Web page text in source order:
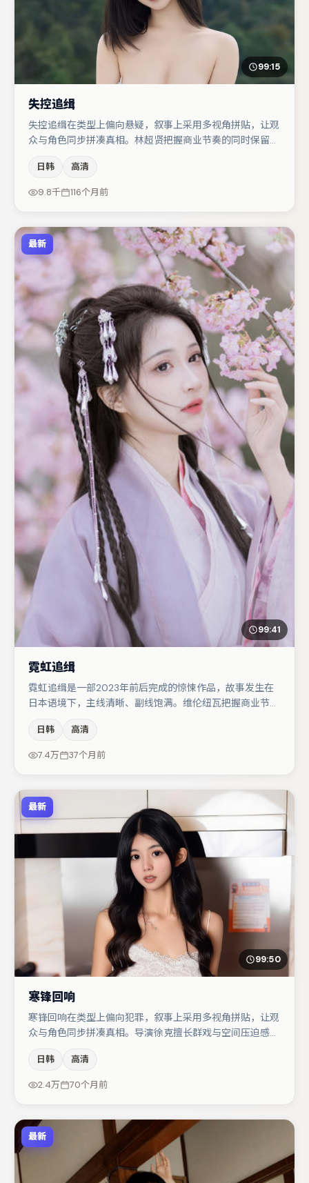
99:15
失控追缉
失控追缉在类型上偏向悬疑，叙事上采用多视角拼贴，让观
众与角色同步拼凑真相。林超贤把握商业节奏的同时保留人
伟、汤唯、李光洁等，角色动机前后呼应，适合喜欢抠台词
与伏笔的观众。节奏紧凑、反转有度，值得列入片单。
日韩 高清
9.8千 116个月前
最新
99:41
霓虹追缉
霓虹追缉是一部2023年前后完成的惊悚作品，故事发生在
日本语境下，主线清晰、副线饱满。维伦纽瓦把握商业节奏
阵容包括刘亦菲、王千源、任素汐等，角色动机前后呼应，
适合喜欢抠台词与伏笔的观众。节奏紧凑、反转有度，值得
日韩 高清
7.4万 37个月前
最新
99:50
寒锋回响
寒锋回响在类型上偏向犯罪，叙事上采用多视角拼贴，让观
众与角色同步拼凑真相。导演徐克擅长群戏与空间压迫感，
易烊千玺、黄渤等，角色动机前后呼应，适合喜欢抠台词与
伏笔的观众。若你偏爱强类型与清晰主线，这部作品值得关
日韩 高清
2.4万 70个月前
最新